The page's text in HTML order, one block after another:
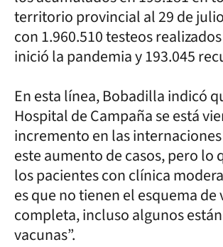
territorio provincial al 29 de
con 1.960.510 testeos
inició la pandemia y 193.045
En esta línea, Bobadilla indicó
Hospital de Campaña se está
incremento en las
este aumento de casos, pero lo
los pacientes con clínica
es que no tienen el esquema de
completa, incluso algunos
vacunas”.